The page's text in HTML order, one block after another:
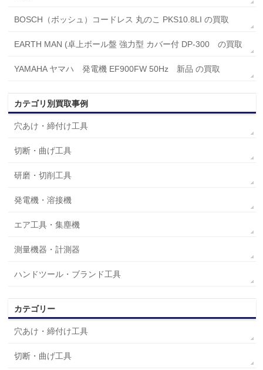
BOSCH（ボッシュ）コードレス 丸のこ PKS10.8LI の買取
EARTH MAN (卓上ボール盤 強力型 カバー付 DP-300 の買取
YAMAHA ヤマハ 発電機 EF900FW 50Hz 新品 の買取
カテゴリ別買取事例
穴あけ・締付け工具
切断・曲げ工具
研磨・切削工具
発電機・溶接機
エア工具・集塵機
測量機器・計測器
ハンドツール・ブランド工具
カテゴリー
穴あけ・締付け工具
切断・曲げ工具